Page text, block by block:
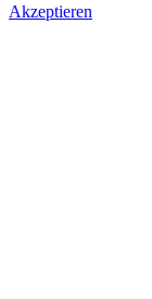
Akzeptieren